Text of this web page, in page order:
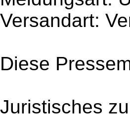
Versandart:
Diese
Juristisches